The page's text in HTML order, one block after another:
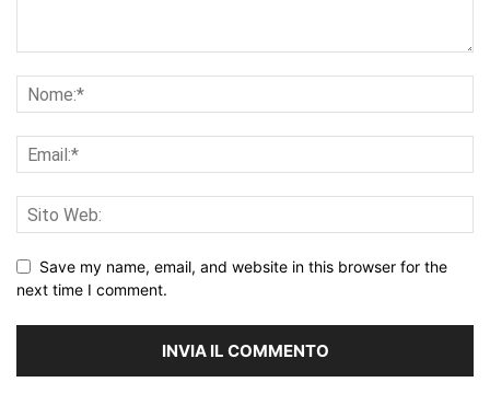
Save my name, email, and website in this browser for the
next time I comment.